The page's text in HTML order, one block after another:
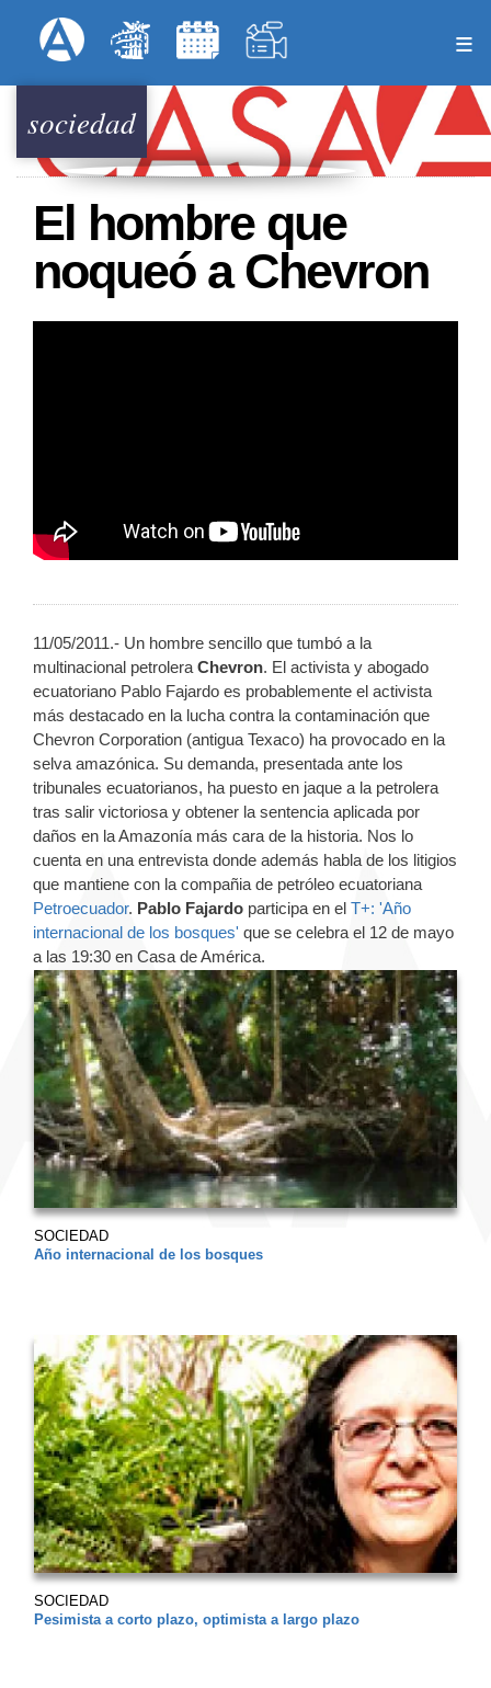
al
principal
Menú Superior
sociedad
El hombre que
noqueó a Chevron
11/05/2011.- Un hombre sencillo que tumbó a la
multinacional petrolera Chevron. El activista y abogado
ecuatoriano Pablo Fajardo es probablemente el activista
más destacado en la lucha contra la contaminación que
Chevron Corporation (antigua Texaco) ha provocado en la
selva amazónica. Su demanda, presentada ante los
tribunales ecuatorianos, ha puesto en jaque a la petrolera
tras salir victoriosa y obtener la sentencia aplicada por
daños en la Amazonía más cara de la historia. Nos lo
cuenta en una entrevista donde además habla de los litigios
que mantiene con la compañia de petróleo ecuatoriana
Petroecuador. Pablo Fajardo participa en el T+: 'Año
internacional de los bosques' que se celebra el 12 de mayo
a las 19:30 en Casa de América.
SOCIEDAD
Año internacional de los bosques
SOCIEDAD
Pesimista a corto plazo, optimista a largo plazo